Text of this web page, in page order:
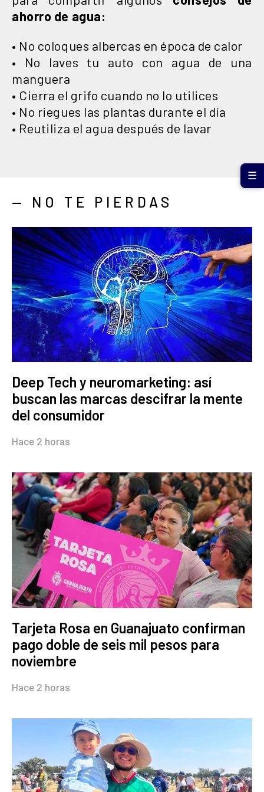
ahorro de agua:
• No coloques albercas en época de calor
• No laves tu auto con agua de una
manguera
• Cierra el grifo cuando no lo utilices
• No riegues las plantas durante el día
• Reutiliza el agua después de lavar
— NO TE PIERDAS
Deep Tech y neuromarketing: así
buscan las marcas descifrar la mente
del consumidor
Hace 2 horas
Tarjeta Rosa en Guanajuato confirman
pago doble de seis mil pesos para
noviembre
Hace 2 horas
☰